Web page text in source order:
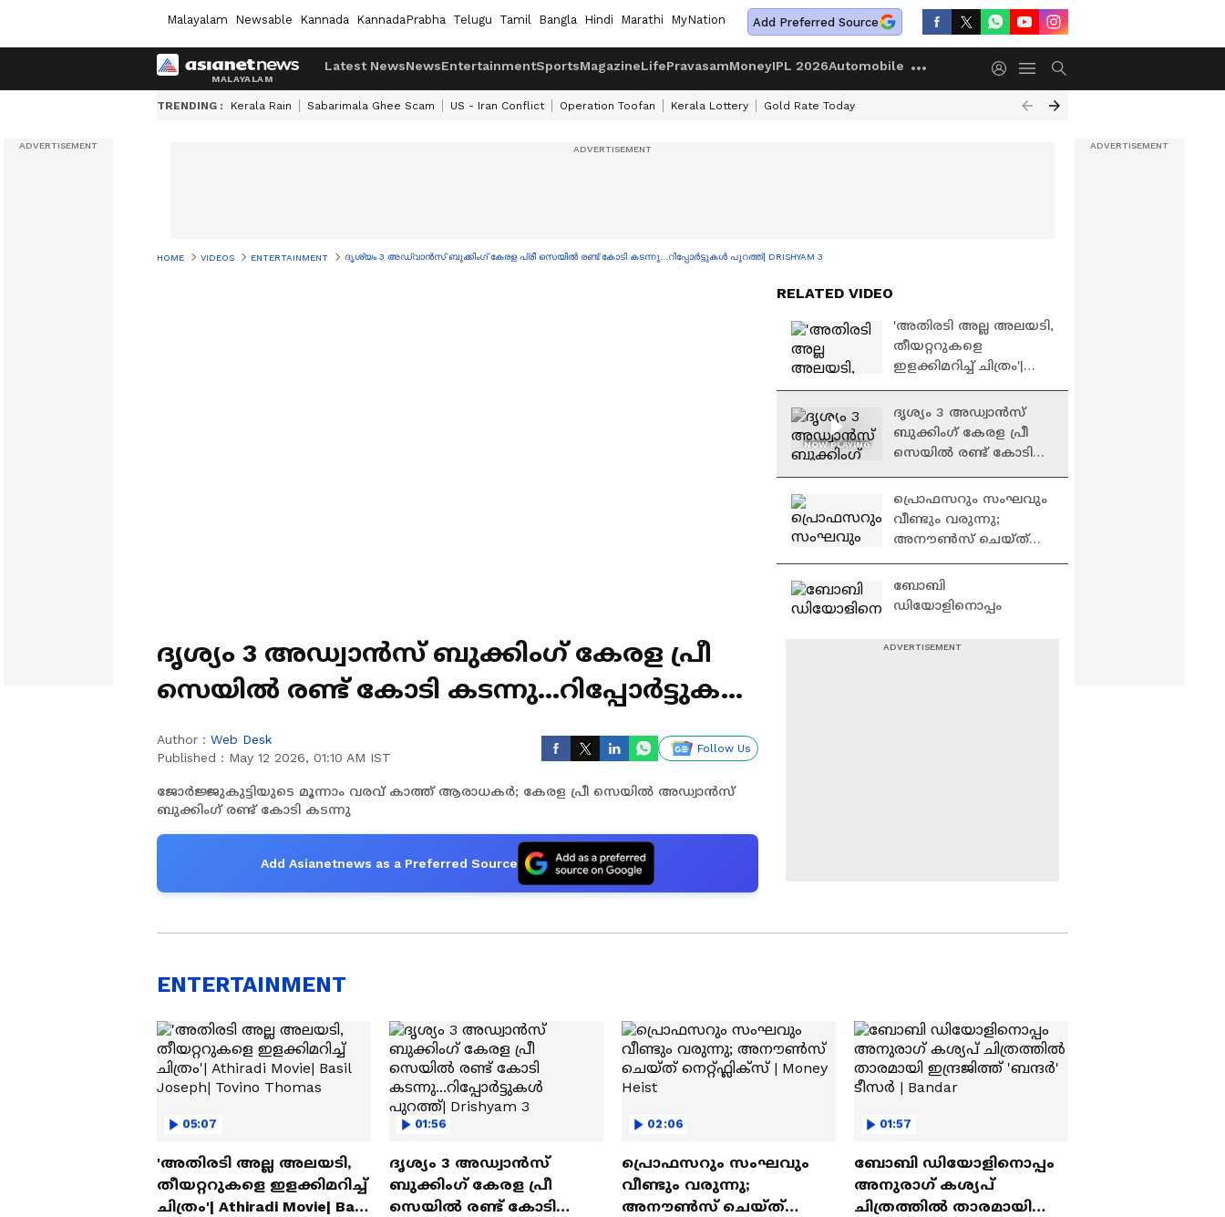
Malayalam Newsable Kannada KannadaPrabha Telugu Tamil Bangla Hindi Marathi MyNation Add Preferred Source
Latest NewsNewsEntertainmentSportsMagazineLifePravasamMoneyIPL 2026Automobile
TRENDING : Kerala Rain Sabarimala Ghee Scam US - Iran Conflict Operation Toofan Kerala Lottery Gold Rate Today
HOME VIDEOS ENTERTAINMENT ദൃശ്യം 3 അഡ്വാൻസ് ബുക്കിംഗ് കേരള പ്രീ സെയില്‍ രണ്ട്‌ കോടി കടന്നു...റിപ്പോർട്ടുകൾ പുറത്ത്| DRISHYAM 3
ദൃശ്യം 3 അഡ്വാൻസ് ബുക്കിംഗ് കേരള പ്രീ
സെയില്‍ രണ്ട്‌ കോടി കടന്നു...റിപ്പോർട്ടുകൾ
Author : Web Desk
Published : May 12 2026, 01:10 AM IST
Follow Us
ജോർജ്ജുകുട്ടിയുടെ മൂന്നാം വരവ് കാത്ത് ആരാധകർ; കേരള പ്രീ സെയില്‍ അഡ്വാൻസ്
ബുക്കിംഗ് രണ്ട് കോടി കടന്നു
Add Asianetnews as a Preferred Source
RELATED VIDEO
'അതിരടി അല്ല അലയടി,
തീയറ്ററുകളെ
ഇളക്കിമറിച്ച് ചിത്രം'|
Joseph| Tovino Thomas
NOW PLAYING
ദൃശ്യം 3 അഡ്വാൻസ്
ബുക്കിംഗ് കേരള പ്രീ
സെയില്‍ രണ്ട്‌ കോടി
പ്രൊഫസറും സംഘവും
വീണ്ടും വരുന്നു;
അനൗൺസ് ചെയ്ത്
ബോബി
ഡിയോളിനൊപ്പം
ചിത്രത്തില്‍ താരമായി
'മമ്മൂട്ടിയെയും
Mammootty
3900 കോടി കളക്ഷൻ!
ഇന്ത്യൻ സിനിമയുടെ
സൂപ്പർഹിറ്റ്| Top
Collected Indian Movies
കൃത്യമായ സ്പേസ്
പേട്രിയറ്റ്'
ENTERTAINMENT
05:07
'അതിരടി അല്ല അലയടി,
തീയറ്ററുകളെ ഇളക്കിമറിച്ച്
ചിത്രം'| Athiradi Movie| Basil
01:56
ദൃശ്യം 3 അഡ്വാൻസ്
ബുക്കിംഗ് കേരള പ്രീ
സെയില്‍ രണ്ട്‌ കോടി
02:06
പ്രൊഫസറും സംഘവും
വീണ്ടും വരുന്നു;
അനൗൺസ് ചെയ്ത്
01:57
ബോബി ഡിയോളിനൊപ്പം
അനുരാഗ് കശ്യപ്
ചിത്രത്തില്‍ താരമായി